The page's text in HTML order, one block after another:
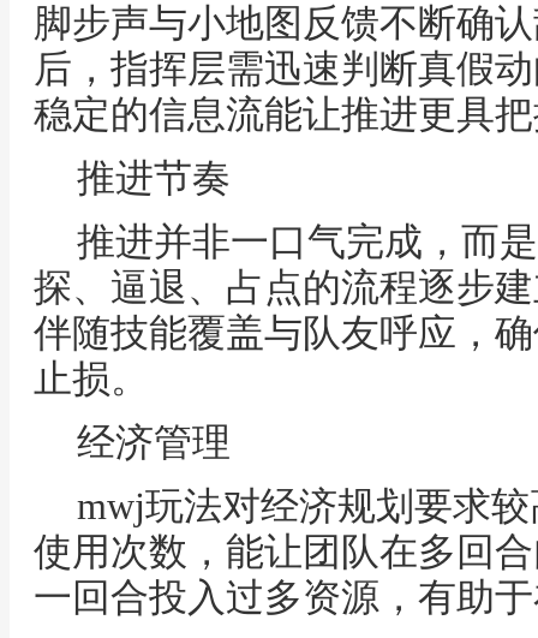
脚步声与小地图反馈不断确
后，指挥层需迅速判断真假
稳定的信息流能让推进更具
推进节奏
推进并非一口气完成，而
探、逼退、占点的流程逐步
伴随技能覆盖与队友呼应，
止损。
经济管理
mwj玩法对经济规划要求
使用次数，能让团队在多回
一回合投入过多资源，有助